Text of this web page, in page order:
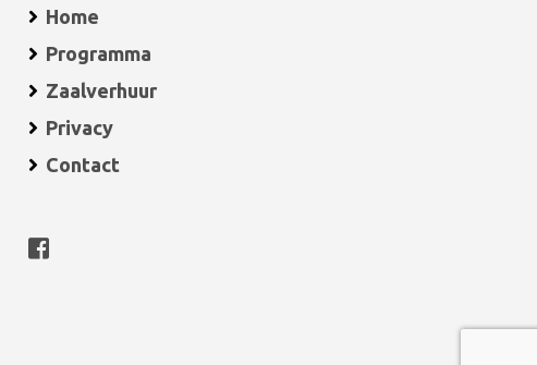
Home
Programma
Zaalverhuur
Privacy
Contact